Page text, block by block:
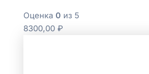
Оценка 0 из 5
8300,00 ₽